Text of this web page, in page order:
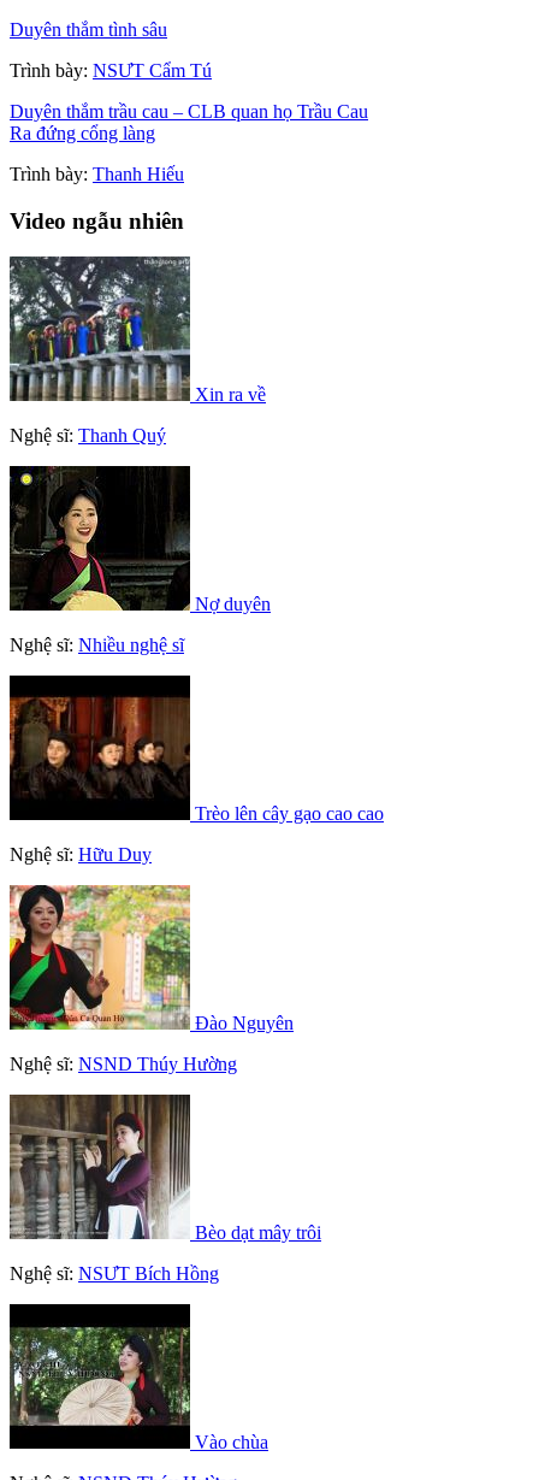
Duyên thắm tình sâu
Trình bày: NSƯT Cẩm Tú
Duyên thắm trầu cau – CLB quan họ Trầu Cau
Ra đứng cổng làng
Trình bày: Thanh Hiếu
Video ngẫu nhiên
Xin ra về
Nghệ sĩ: Thanh Quý
Nợ duyên
Nghệ sĩ: Nhiều nghệ sĩ
Trèo lên cây gạo cao cao
Nghệ sĩ: Hữu Duy
Đào Nguyên
Nghệ sĩ: NSND Thúy Hường
Bèo dạt mây trôi
Nghệ sĩ: NSƯT Bích Hồng
Vào chùa